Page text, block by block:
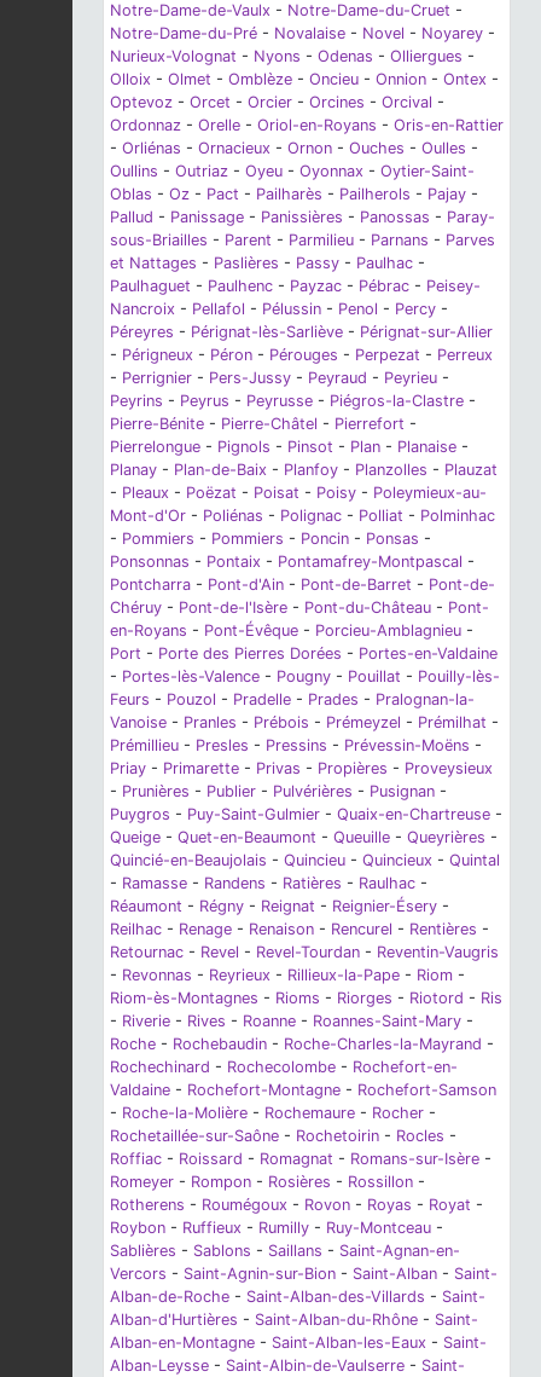
Notre-Dame-de-Vaulx - Notre-Dame-du-Cruet -
Notre-Dame-du-Pré - Novalaise - Novel - Noyarey -
Nurieux-Volognat - Nyons - Odenas - Olliergues -
Olloix - Olmet - Omblèze - Oncieu - Onnion - Ontex -
Optevoz - Orcet - Orcier - Orcines - Orcival -
Ordonnaz - Orelle - Oriol-en-Royans - Oris-en-Rattier
- Orliénas - Ornacieux - Ornon - Ouches - Oulles -
Oullins - Outriaz - Oyeu - Oyonnax - Oytier-Saint-
Oblas - Oz - Pact - Pailharès - Pailherols - Pajay -
Pallud - Panissage - Panissières - Panossas - Paray-
sous-Briailles - Parent - Parmilieu - Parnans - Parves
et Nattages - Paslières - Passy - Paulhac -
Paulhaguet - Paulhenc - Payzac - Pébrac - Peisey-
Nancroix - Pellafol - Pélussin - Penol - Percy -
Péreyres - Pérignat-lès-Sarliève - Pérignat-sur-Allier
- Périgneux - Péron - Pérouges - Perpezat - Perreux
- Perrignier - Pers-Jussy - Peyraud - Peyrieu -
Peyrins - Peyrus - Peyrusse - Piégros-la-Clastre -
Pierre-Bénite - Pierre-Châtel - Pierrefort -
Pierrelongue - Pignols - Pinsot - Plan - Planaise -
Planay - Plan-de-Baix - Planfoy - Planzolles - Plauzat
- Pleaux - Poëzat - Poisat - Poisy - Poleymieux-au-
Mont-d'Or - Poliénas - Polignac - Polliat - Polminhac
- Pommiers - Pommiers - Poncin - Ponsas -
Ponsonnas - Pontaix - Pontamafrey-Montpascal -
Pontcharra - Pont-d'Ain - Pont-de-Barret - Pont-de-
Chéruy - Pont-de-l'Isère - Pont-du-Château - Pont-
en-Royans - Pont-Évêque - Porcieu-Amblagnieu -
Port - Porte des Pierres Dorées - Portes-en-Valdaine
- Portes-lès-Valence - Pougny - Pouillat - Pouilly-lès-
Feurs - Pouzol - Pradelle - Prades - Pralognan-la-
Vanoise - Pranles - Prébois - Prémeyzel - Prémilhat -
Prémillieu - Presles - Pressins - Prévessin-Moëns -
Priay - Primarette - Privas - Propières - Proveysieux
- Prunières - Publier - Pulvérières - Pusignan -
Puygros - Puy-Saint-Gulmier - Quaix-en-Chartreuse -
Queige - Quet-en-Beaumont - Queuille - Queyrières -
Quincié-en-Beaujolais - Quincieu - Quincieux - Quintal
- Ramasse - Randens - Ratières - Raulhac -
Réaumont - Régny - Reignat - Reignier-Ésery -
Reilhac - Renage - Renaison - Rencurel - Rentières -
Retournac - Revel - Revel-Tourdan - Reventin-Vaugris
- Revonnas - Reyrieux - Rillieux-la-Pape - Riom -
Riom-ès-Montagnes - Rioms - Riorges - Riotord - Ris
- Riverie - Rives - Roanne - Roannes-Saint-Mary -
Roche - Rochebaudin - Roche-Charles-la-Mayrand -
Rochechinard - Rochecolombe - Rochefort-en-
Valdaine - Rochefort-Montagne - Rochefort-Samson
- Roche-la-Molière - Rochemaure - Rocher -
Rochetaillée-sur-Saône - Rochetoirin - Rocles -
Roffiac - Roissard - Romagnat - Romans-sur-Isère -
Romeyer - Rompon - Rosières - Rossillon -
Rotherens - Roumégoux - Rovon - Royas - Royat -
Roybon - Ruffieux - Rumilly - Ruy-Montceau -
Sablières - Sablons - Saillans - Saint-Agnan-en-
Vercors - Saint-Agnin-sur-Bion - Saint-Alban - Saint-
Alban-de-Roche - Saint-Alban-des-Villards - Saint-
Alban-d'Hurtières - Saint-Alban-du-Rhône - Saint-
Alban-en-Montagne - Saint-Alban-les-Eaux - Saint-
Alban-Leysse - Saint-Albin-de-Vaulserre - Saint-